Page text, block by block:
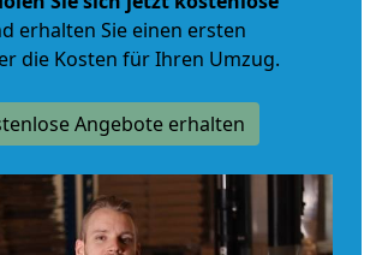
erhalten Sie einen ersten
die Kosten für Ihren Umzug.
Angebote erhalten